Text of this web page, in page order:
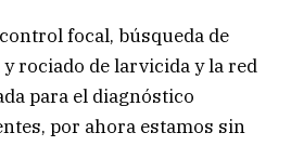
focal, búsqueda de
rociado de larvicida y la red
para el diagnóstico
por ahora estamos sin